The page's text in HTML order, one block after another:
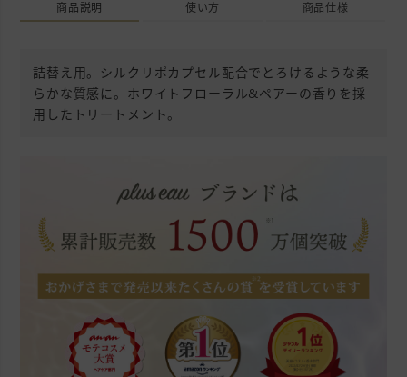
商品説明 使い方 商品仕様
詰替え用。シルクリポカプセル配合でとろけるような柔
らかな質感に。ホワイトフローラル&ペアーの香りを採
用したトリートメント。